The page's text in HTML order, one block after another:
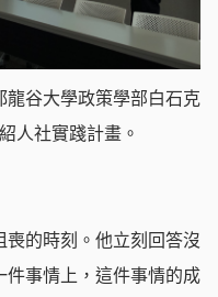
龍谷大學政策學部白石克
人社實踐計畫。
喪的時刻。他立刻回答沒
件事情上，這件事情的成